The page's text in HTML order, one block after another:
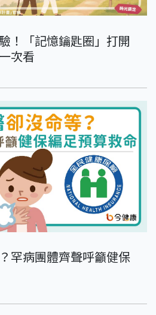
！「記憶鑰匙圈」打開
次看
罕病團體齊聲呼籲健保